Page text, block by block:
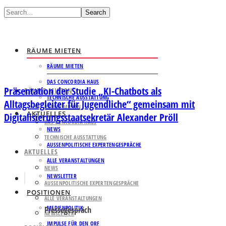
Search
RÄUME MIETEN
RÄUME MIETEN
DAS CONCORDIA HAUS
TECHNISCHE AUSSTATTUNG
AKTUELLES
NEWS
AUSSENPOLITISCHE EXPERTENGESPRÄCHE
ALLE VERANSTALTUNGEN
NEWSLETTER
POSITIONEN
MEDIENPOLITIK
IMPULSE FÜR DEN ORF
RÄUME MIETEN
RÄUME MIETEN
DAS CONCORDIA HAUS
TECHNISCHE AUSSTATTUNG
AKTUELLES
NEWS
AUSSENPOLITISCHE EXPERTENGESPRÄCHE
ALLE VERANSTALTUNGEN
NEWSLETTER
Präsentation der Studie „KI-Chatbots als
Alltagsbegleiter für Jugendliche“ gemeinsam mit
Digitalisierungsstaatsekretär Alexander Pröll
Pressegespräch